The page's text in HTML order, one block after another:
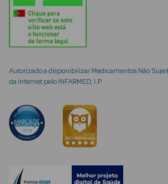
Ver Tudo
Cosmética
Hidratantes
Séruns Faciais
Creme de Olhos
envelhecimento
Autorizado a disponibilizar Medicamentos Não
da Internet pelo INFARMED, I.P.